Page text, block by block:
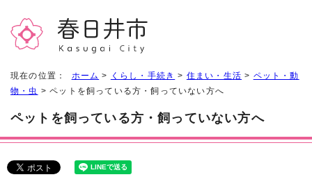
現在の位置： ホーム > くらし・手続き > 住まい・生活 > ペット・動
物・虫 > ペットを飼っている方・飼っていない方へ
ペットを飼っている方・飼っていない方へ